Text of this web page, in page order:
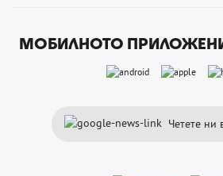
МОБИЛНОТО
Четете ни